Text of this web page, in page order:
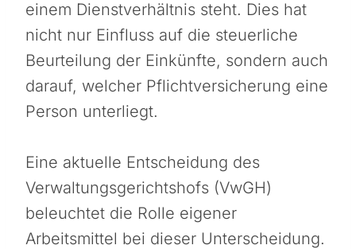
einem Dienstverhältnis steht. Dies hat
nicht nur Einfluss auf die steuerliche
Beurteilung der Einkünfte, sondern auch
darauf, welcher Pflichtversicherung eine
Person unterliegt.
Eine aktuelle Entscheidung des
Verwaltungsgerichtshofs (VwGH)
beleuchtet die Rolle eigener
Arbeitsmittel bei dieser Unterscheidung.